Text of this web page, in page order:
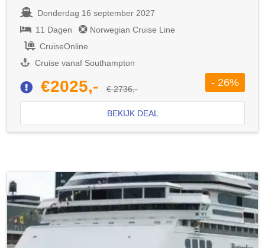
Donderdag 16 september 2027
11 Dagen
Norwegian Cruise Line
CruiseOnline
Cruise vanaf Southampton
€2025,- € 2736,-
- 26%
BEKIJK DEAL